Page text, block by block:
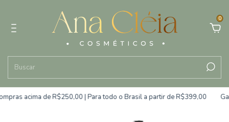
0
acima de R$250,00 | Para todo o Brasil a partir de R$399,00